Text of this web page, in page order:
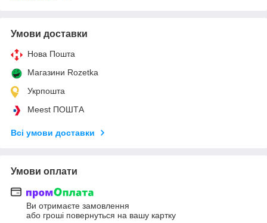
Умови доставки
Нова Пошта
Магазини Rozetka
Укрпошта
Meest ПОШТА
Всі умови доставки
Умови оплати
Ви отримаєте замовлення
або гроші повернуться на вашу картку